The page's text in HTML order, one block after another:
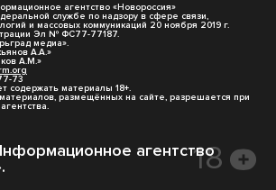
агентство «Новороссия»
службе по надзору в сфере связи,
и массовых коммуникаций 20 ноября 2019 г.
Эл № ФС77-77187.
медиа».
А.А.»
А.М.»
73
содержать материалы 18+.
размещённых на сайте, разрешается при
агентство